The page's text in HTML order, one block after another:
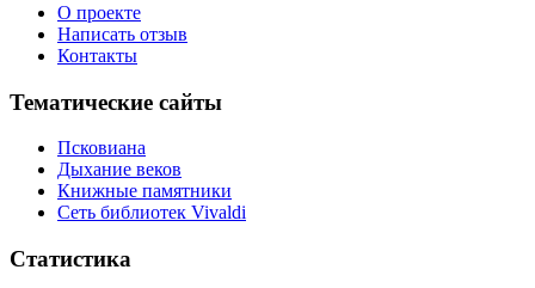
О проекте
Написать отзыв
Контакты
Тематические сайты
Псковиана
Дыхание веков
Книжные памятники
Сеть библиотек Vivaldi
Статистика